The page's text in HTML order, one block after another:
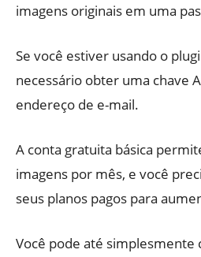
imagens originais em uma
Se você estiver usando o
necessário obter uma chave
endereço de e-mail.
A conta gratuita básica
imagens por mês, e você
seus planos pagos para
Você pode até simplesmente